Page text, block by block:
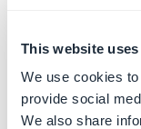
This website
We use cookies
provide social
We also share
Segui le
reseller per